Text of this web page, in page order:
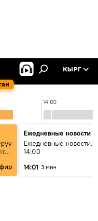
КЫРГ
14:00
Ежедневные новости
Ежедневные новости.
14:00
14:01 3 мин